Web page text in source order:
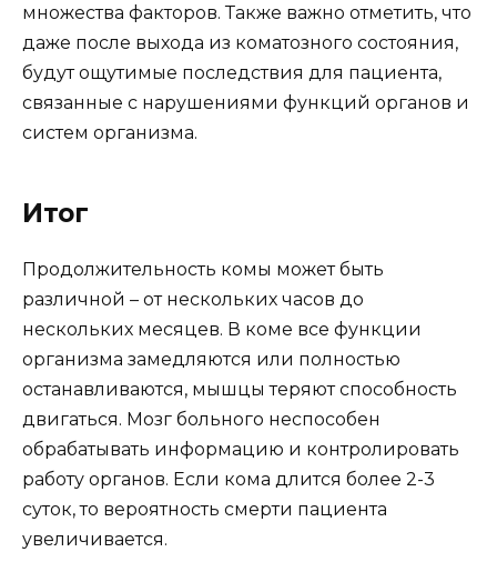
множества факторов. Также важно отметить, что
даже после выхода из коматозного состояния,
будут ощутимые последствия для пациента,
связанные с нарушениями функций органов и
систем организма.
Итог
Продолжительность комы может быть
различной – от нескольких часов до
нескольких месяцев. В коме все функции
организма замедляются или полностью
останавливаются, мышцы теряют способность
двигаться. Мозг больного неспособен
обрабатывать информацию и контролировать
работу органов. Если кома длится более 2-3
суток, то вероятность смерти пациента
увеличивается.